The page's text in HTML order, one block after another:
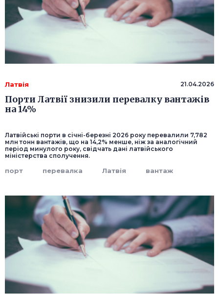
Латвія 21.04.2026
Порти Латвії знизили перевалку вантажів
на 14%
Латвійські порти в січні-березні 2026 року перевалили 7,782
млн тонн вантажів, що на 14,2% менше, ніж за аналогічний
період минулого року, свідчать дані латвійського
міністерства сполучення.
порт перевалка Латвія вантаж